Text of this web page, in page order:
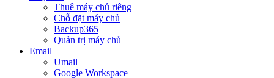
Thuê máy chủ riêng
Chỗ đặt máy chủ
Backup365
Quản trị máy chủ
Email
Umail
Google Workspace